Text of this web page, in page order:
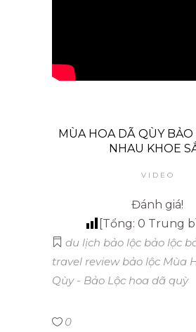
MÙA HOA DÃ QÙY BẢO
NHAU KHOE
VIDEO
Đánh giá!
[Tổng: 0 Trung
du lịch bảo lộc bảo lộc
travel review bảo lộc Mùa
Qùy - Bảo Lộc hoa dã quỳ
0